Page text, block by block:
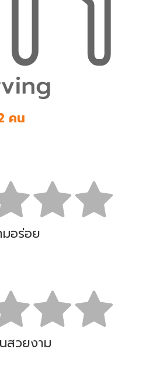
คน
มอร่อย
สวยงาม